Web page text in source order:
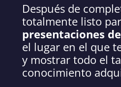
Después de
totalmente listo
presentaciones
el lugar en el que
y mostrar todo el
conocimiento